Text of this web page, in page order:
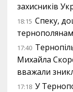
захисників
18:15 Спеку,
17:40
Михайла
вважали
17:18 У